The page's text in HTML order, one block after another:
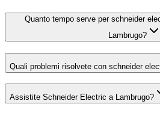
Quanto tempo serve per schneider
Lambrugo?
Quali problemi risolvete con schneider
Assistite Schneider Electric a Lambrugo?